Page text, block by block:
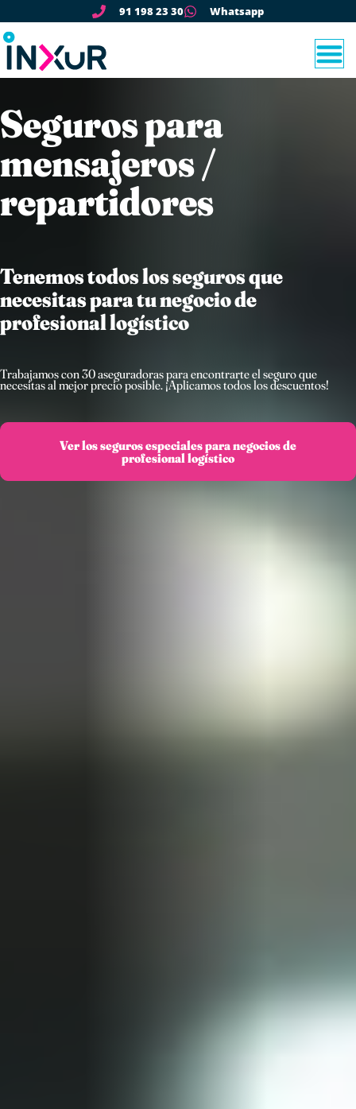
91 198 23 30 Whatsapp
Seguros para
mensajeros /
repartidores
Tenemos todos los seguros que
necesitas para tu negocio de
profesional logístico
Trabajamos con 30 aseguradoras para encontrarte el seguro que
necesitas al mejor precio posible. ¡Aplicamos todos los descuentos!
Ver los seguros especiales para negocios de
profesional logístico